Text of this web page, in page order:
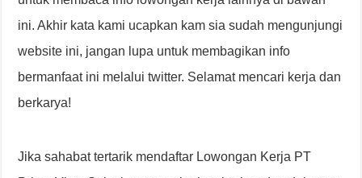
ini. Akhir kata kami ucapkan kam sia sudah mengunjungi
website ini, jangan lupa untuk membagikan info
bermanfaat ini melalui twitter. Selamat mencari kerja dan
berkarya!
Jika sahabat tertarik mendaftar Lowongan Kerja PT